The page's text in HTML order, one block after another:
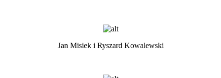
Jan Misiek i Ryszard Kowalewski